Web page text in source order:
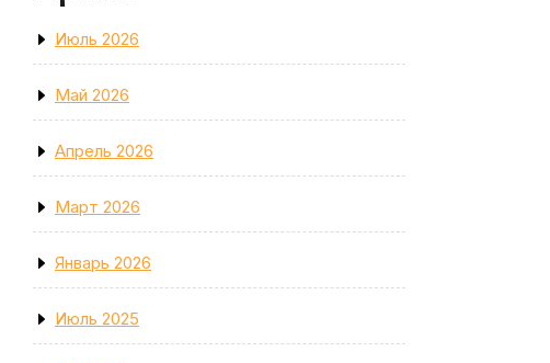
Июль 2026
Май 2026
Апрель 2026
Март 2026
Январь 2026
Июль 2025